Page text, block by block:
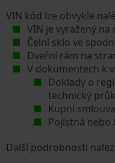
VIN kód lze obvykle
VIN je vyražený
Čelní sklo ve
Dveřní rám na
V dokumentech k
Doklady o
technický
Kupní smlouva
Pojistná nebo
Další podrobnosti